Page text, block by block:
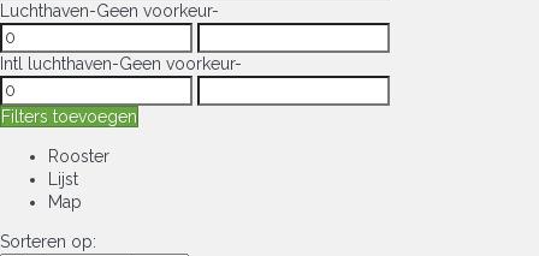
Luchthaven-Geen voorkeur-
Intl luchthaven-Geen voorkeur-
Filters toevoegen
Rooster
Lijst
Map
Sorteren op: